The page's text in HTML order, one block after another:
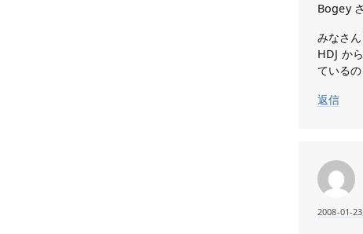
Bogey
みなさ
HDJ か
ているの
返信
2008-01-